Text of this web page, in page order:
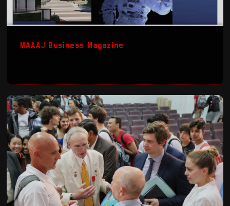
MAAAJ Business Magazine